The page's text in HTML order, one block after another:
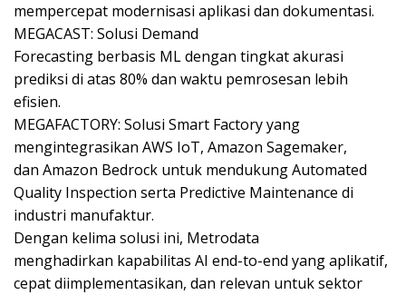
mempercepat modernisasi aplikasi dan dokumentasi.
MEGACAST: Solusi Demand
Forecasting berbasis ML dengan tingkat akurasi
prediksi di atas 80% dan waktu pemrosesan lebih
efisien.
MEGAFACTORY: Solusi Smart Factory yang
mengintegrasikan AWS IoT, Amazon Sagemaker,
dan Amazon Bedrock untuk mendukung Automated
Quality Inspection serta Predictive Maintenance di
industri manufaktur.
Dengan kelima solusi ini, Metrodata
menghadirkan kapabilitas AI end-to-end yang aplikatif,
cepat diimplementasikan, dan relevan untuk sektor